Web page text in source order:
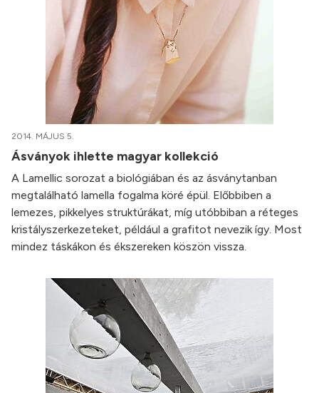
2014. MÁJUS 5.
Ásványok ihlette magyar kollekció
A Lamellic sorozat a biológiában és az ásványtanban
megtalálható lamella fogalma köré épül. Előbbiben a
lemezes, pikkelyes struktúrákat, míg utóbbiban a réteges
kristályszerkezeteket, például a grafitot nevezik így. Most
mindez táskákon és ékszereken köszön vissza.